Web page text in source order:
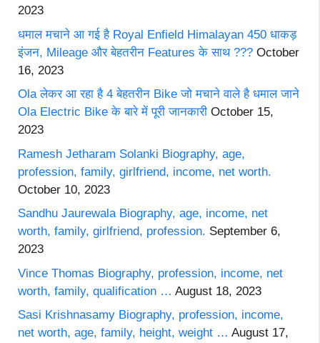
2023
धमाल मचाने आ गई है Royal Enfield Himalayan 450 धाकड़
इंजन, Mileage और बेहतरीन Features के साथ ??? October
16, 2023
Ola लेकर आ रहा है 4 बेहतरीन Bike जो मचाने वाले है धमाल जाने
Ola Electric Bike के बारे में पूरी जानकारी October 15,
2023
Ramesh Jetharam Solanki Biography, age,
profession, family, girlfriend, income, net worth.
October 10, 2023
Sandhu Jaurewala Biography, age, income, net
worth, family, girlfriend, profession. September 6,
2023
Vince Thomas Biography, profession, income, net
worth, family, qualification … August 18, 2023
Sasi Krishnasamy Biography, profession, income,
net worth, age, family, height, weight … August 17,